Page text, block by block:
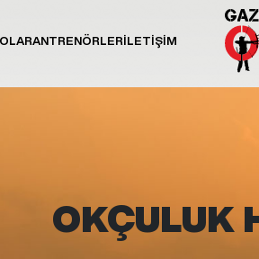
ANTRENÖRLERİLETİŞİM
OKÇULUK